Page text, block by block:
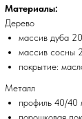
Материалы:
Дерево
массив дуба
массив сосны
покрытие:
Металл
профиль 40/